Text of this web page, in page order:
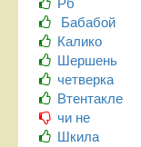
Рб
Бабабой
Калико
Шершень
четверка
Втентакле
чи не
Шкила